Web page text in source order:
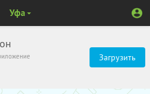
Загрузить
Уфа